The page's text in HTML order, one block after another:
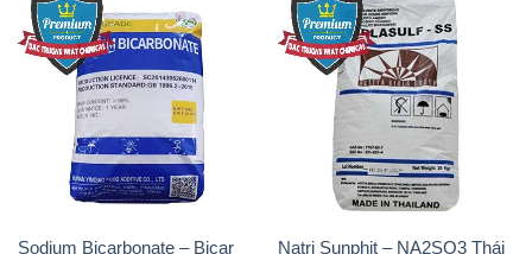
Sodium Bicarbonate – Bicar
NaHCO3 Hunan Trung Quốc
Natri Sunphit – NA2SO3 Thái